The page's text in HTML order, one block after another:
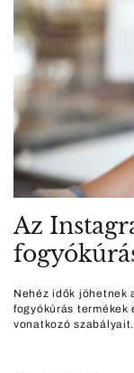
Az
Nehéz idők jöhetnek
fogyókúrás termékek
vonatkozó szabályait.